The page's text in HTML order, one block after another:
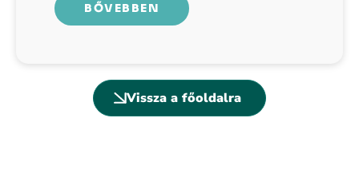
BŐVEBBEN
Vissza a főoldalra